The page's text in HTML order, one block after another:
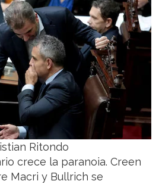
Ritondo
crece la paranoia. Creen
Macri y Bullrich se